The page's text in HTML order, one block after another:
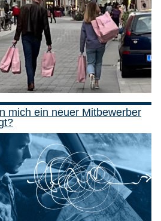
mich ein neuer Mitbewerber